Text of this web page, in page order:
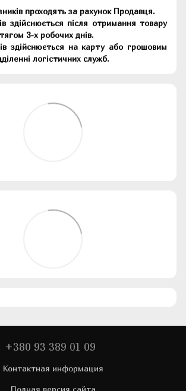
проходять за рахунок Продавця.
здійснюється після отримання товару
3-х робочих днів.
здійснюється на карту або грошовим
логістичних служб.
+380 93 389 01 09
Контактная информация
Полная версия сайта